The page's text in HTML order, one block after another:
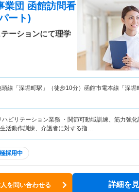
業団 函館訪問看
ート)
ーションにて理学
線「深堀町駅」（徒歩10分）函館市電本線「深堀
ビリテーション業務 ・関節可動域訓練、筋力強
活動作訓練、介護者に対する指…
採用中
を問い合わせる 詳細を